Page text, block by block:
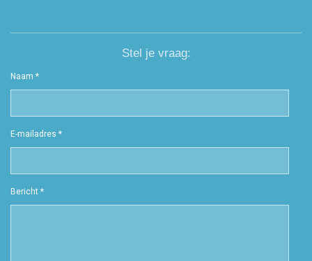
Stel je vraag:
Naam *
E-mailadres *
Bericht *